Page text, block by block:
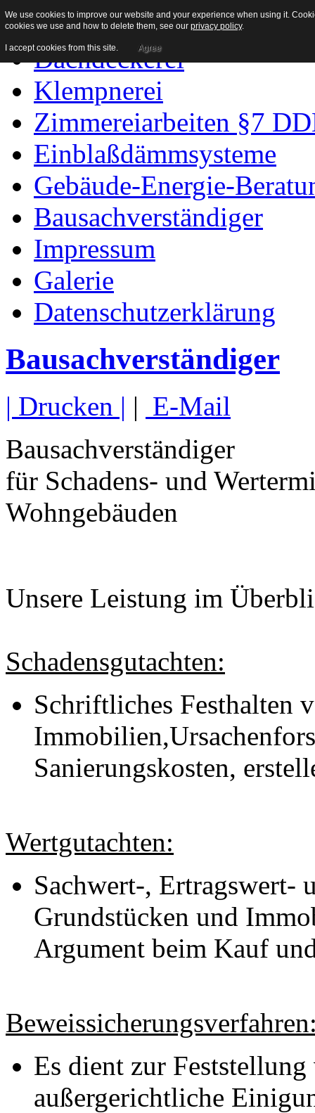
Home
Dachdeckerei
Klempnerei
Zimmereiarbeiten §7
Einblaßdämmsysteme
Gebäude-Energie-
Bausachverständiger
Impressum
Galerie
Datenschutzerklärung
Bausachverständiger
| Drucken | | E-Mail
Bausachverständiger
für Schadens- und
Wohngebäuden
Unsere Leistung im
Schadensgutachten:
Schriftliches Festhalten
Sanierungskosten,
Wertgutachten:
Sachwert-, Ertragswert-
Grundstücken und
Argument beim Kauf
Es dient zur
außergerichtliche
We use cookies to improve our website and your experience when using it.
cookies we use and how to delete them, see our privacy policy.
I accept cookies from this site. Agree